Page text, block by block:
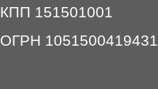
КПП 151501001
ОГРН 1051500419431